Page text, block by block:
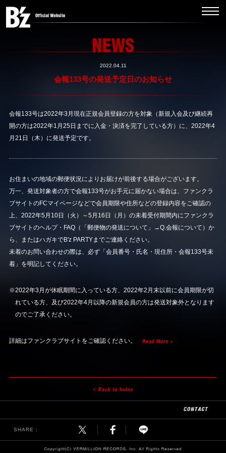
2022.04.11
会報133号の発送予定日のお知らせ
会報133号は2022年3月現在正規会員登録の方を対象（新規入会及び継続再
開の方は2022年1月25日までに入金・決済を完了している方）に、2022年4
月21日（木）に発送予定です。
お住まいの地域の郵便状況によりお届けが前後する場合がございます。
万一、発送対象者の方で会報133号がお手元に届かない場合は、ファンクラ
ブサイトのFCマイページなどで会員期限や住所などの登録内容をご確認の
上、2022年5月10日（火）～5月16日（月）の未着受付期間内にファンクラ
ブサイトのヘルプ・FAQ（「郵便物の発送について」→Q.会報について）か
ら、またはハガキでB'z PARTYまでご連絡ください。
未着のお問い合わせの際は、必ず「会員番号・氏名・現住所・会報133号未
着」を明記してください。
※2022年3月が休眠期間に入っている方、2022年2月末以前に会員期限が切
れている方、及び2022年4月以降の新規会員の方は発送対象外となります
のでご了承ください。
詳細はファンクラブサイトをご確認ください。
SHARE：